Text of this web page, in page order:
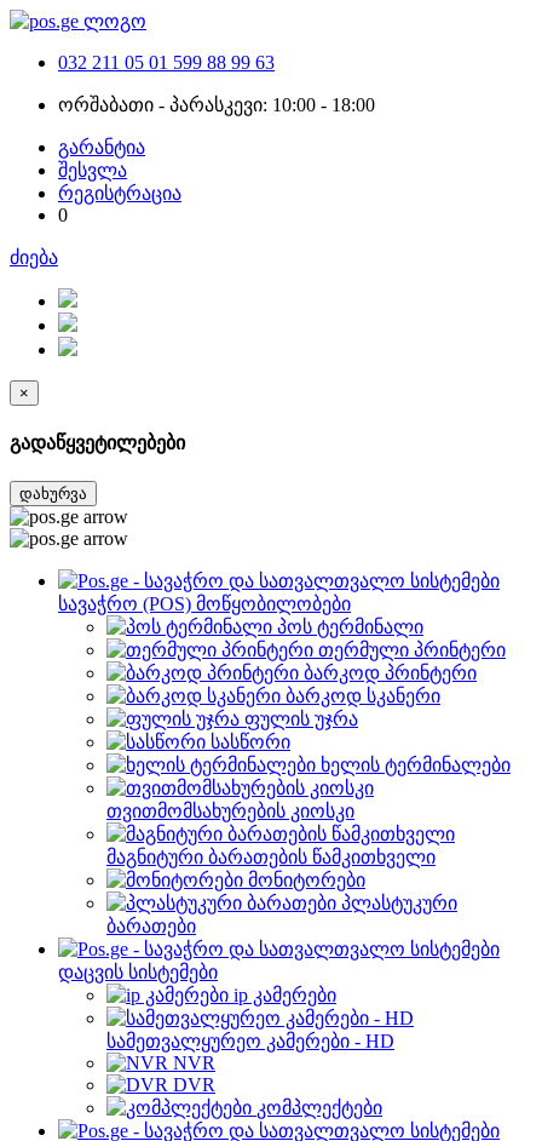
032 211 05 01 599 88 99 63
ორშაბათი - პარასკევი: 10:00 - 18:00
გარანტია
შესვლა
რეგისტრაცია
0
ძიება
×
გადაწყვეტილებები
დახურვა
სავაჭრო (POS) მოწყობილობები
პოს ტერმინალი
თერმული პრინტერი
ბარკოდ პრინტერი
ბარკოდ სკანერი
ფულის უჯრა
სასწორი
ხელის ტერმინალები
თვითმომსახურების კიოსკი
მაგნიტური ბარათების წამკითხველი
მონიტორები
პლასტუკური
ბარათები
დაცვის სისტემები
ip კამერები
სამეთვალყურეო კამერები - HD
NVR
DVR
კომპლექტები